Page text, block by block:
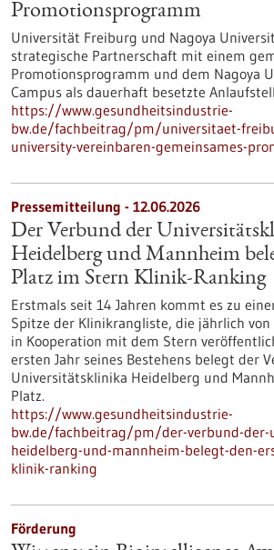
Promotionsprogramm
Universität Freiburg und Nagoya
strategische Partnerschaft mit einem
Promotionsprogramm und dem Nagoya
Campus als dauerhaft besetzte
https://www.gesundheitsindustrie-
bw.de/fachbeitrag/pm/universitaet-
university-vereinbaren-gemeinsames-
Pressemitteilung - 12.06.2026
Der Verbund der
Heidelberg und Mannheim
Platz im Stern Klinik-Ranking
Erstmals seit 14 Jahren kommt es zu
Spitze der Klinikrangliste, die jährlich
in Kooperation mit dem Stern
ersten Jahr seines Bestehens belegt der
Universitätsklinika Heidelberg und
Platz.
https://www.gesundheitsindustrie-
bw.de/fachbeitrag/pm/der-verbund-der-
heidelberg-und-mannheim-belegt-den-
klinik-ranking
Förderung